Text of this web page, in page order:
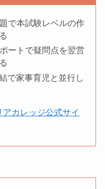
で本試験レベルの作
ートで疑問点を翌営
で家事育児と並行し
カレッジ公式サイ